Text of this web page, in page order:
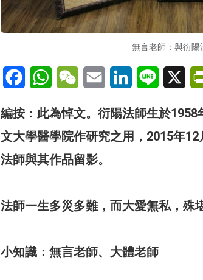
無言老師：與衍陽
FacebookWhatsAppWeChatEmail LinkedInLine X
編按：此為悼文。衍陽法師生於
文大學醫學院作研究之用，2015年
法師與其作品留影。
法師一生多災多難，而大愛無私，殊
小知識：無言老師、大體老師